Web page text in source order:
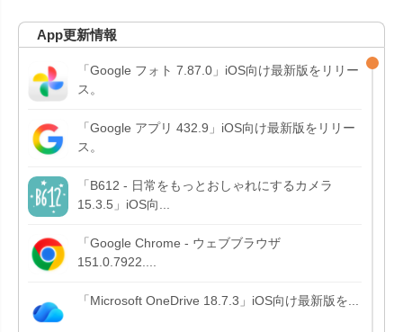
App更新情報
「Google フォト 7.87.0」iOS向け最新版をリリー
ス。
「Google アプリ 432.9」iOS向け最新版をリリー
ス。
「B612 - 日常をもっとおしゃれにするカメラ
15.3.5」iOS向...
「Google Chrome - ウェブブラウザ
151.0.7922....
「Microsoft OneDrive 18.7.3」iOS向け最新版を...